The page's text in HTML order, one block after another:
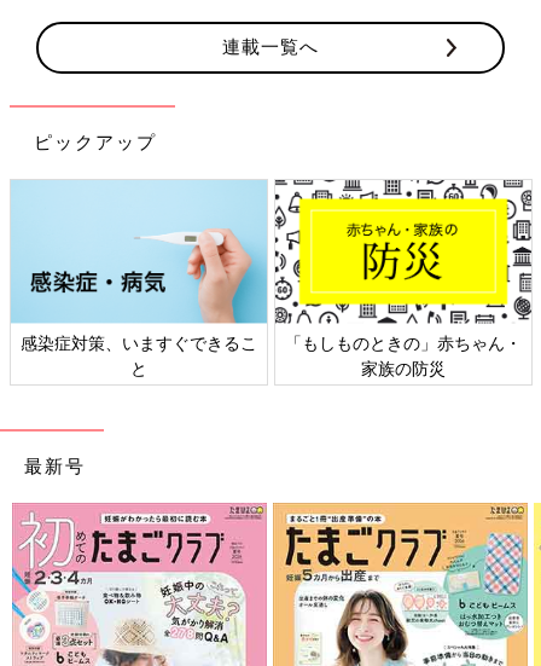
連載一覧へ
ピックアップ
感染症対策、いますぐできるこ
と
「もしものときの」赤ちゃん・
家族の防災
最新号